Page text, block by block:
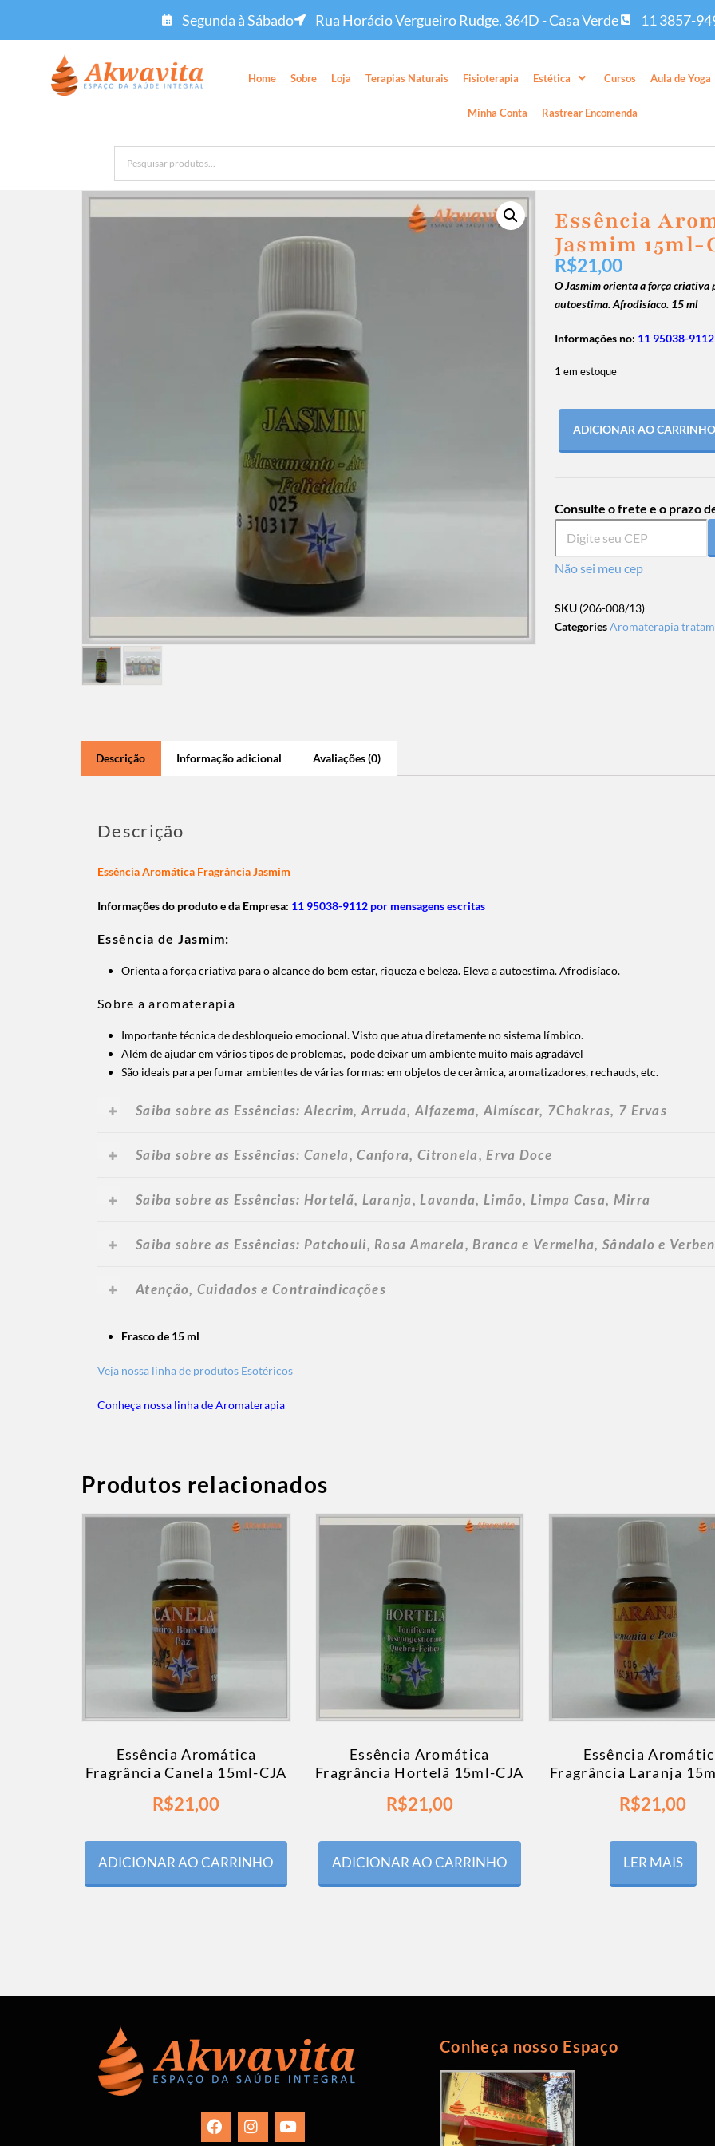
Segunda à Sábado Rua Horácio Vergueiro Rudge, 364D - Casa Verde 11 3857-
Home Sobre Loja Terapias Naturais Fisioterapia Estética Cursos Aula de Yoga
Minha Conta Rastrear Encomenda
Essência
Jasmim 15ml-
R$21,00
O Jasmim orienta a força criativa
autoestima. Afrodisíaco. 15 ml
Informações no: 11 95038-
1 em estoque
ADICIONAR AO CARRINHO
Consulte o frete e o prazo
Não sei meu cep
SKU (206-008/13)
CategoriesAromaterapia
Descrição Informação adicional Avaliações (0)
Descrição
Essência Aromática Fragrância Jasmim
Informações do produto e da Empresa: 11 95038-9112 por mensagens escritas
Essência de Jasmim:
Orienta a força criativa para o alcance do bem estar, riqueza e beleza. Eleva a autoestima. Afrodisíaco.
Sobre a aromaterapia
Importante técnica de desbloqueio emocional. Visto que atua diretamente no sistema límbico.
Além de ajudar em vários tipos de problemas, pode deixar um ambiente muito mais agradável
São ideais para perfumar ambientes de várias formas: em objetos de cerâmica, aromatizadores, rechauds, etc.
Saiba sobre as Essências: Alecrim, Arruda, Alfazema, Almíscar, 7Chakras, 7 Ervas
Saiba sobre as Essências: Canela, Canfora, Citronela, Erva Doce
Saiba sobre as Essências: Hortelã, Laranja, Lavanda, Limão, Limpa Casa, Mirra
Saiba sobre as Essências: Patchouli, Rosa Amarela, Branca e Vermelha, Sândalo e
Atenção, Cuidados e Contraindicações
Frasco de 15 ml
Veja nossa linha de produtos Esotéricos
Conheça nossa linha de Aromaterapia
Produtos relacionados
Essência Aromática
Fragrância Canela 15ml-CJA
R$21,00
ADICIONAR AO CARRINHO
Essência Aromática
Fragrância Hortelã 15ml-CJA
R$21,00
ADICIONAR AO CARRINHO
Essência
Fragrância Laranja
R$21,00
LER MAIS
Conheça nosso Espaço